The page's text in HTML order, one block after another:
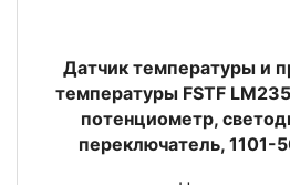
Датчик температуры и
температуры FSTF
потенциометр,
переключатель,